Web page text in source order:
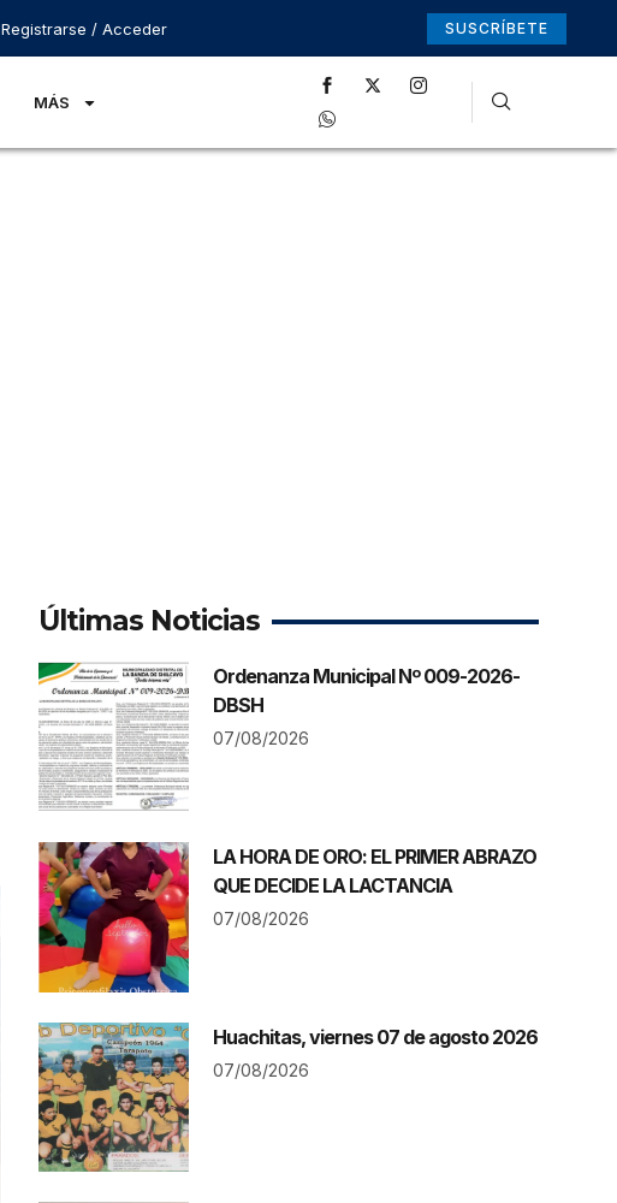
Registrarse / Acceder SUSCRÍBETE
MÁS
Últimas Noticias
Ordenanza Municipal Nº 009-2026-
DBSH
07/08/2026
LA HORA DE ORO: EL PRIMER ABRAZO
QUE DECIDE LA LACTANCIA
07/08/2026
Huachitas, viernes 07 de agosto 2026
07/08/2026